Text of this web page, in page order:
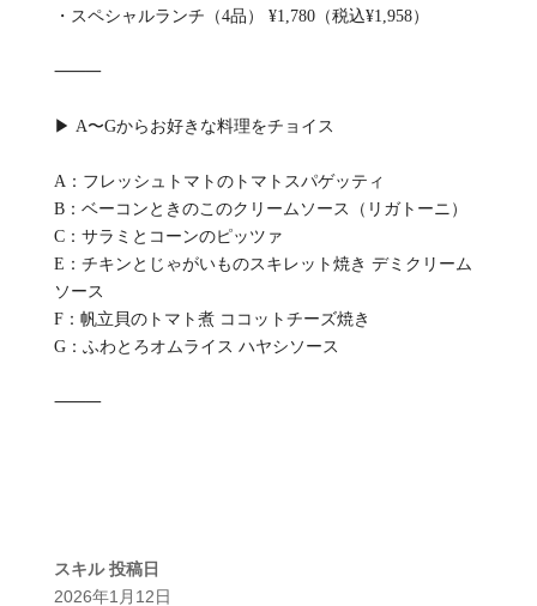
・スペシャルランチ（4品） ¥1,780（税込¥1,958）
⸻
▶ A〜Gからお好きな料理をチョイス
A：フレッシュトマトのトマトスパゲッティ
B：ベーコンときのこのクリームソース（リガトーニ）
C：サラミとコーンのピッツァ
E：チキンとじゃがいものスキレット焼き デミクリーム
ソース
F：帆立貝のトマト煮 ココットチーズ焼き
G：ふわとろオムライス ハヤシソース
⸻
スキル 投稿日
2026年1月12日